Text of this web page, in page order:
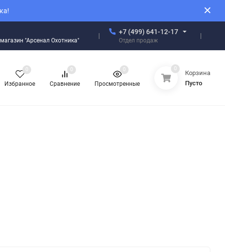
"Арсенал Охотника"
+7 (499) 641-12-17
Отдел продаж
Избранное
0
Сравнение
0
Просмотренные
0 0
Корзина
Пусто